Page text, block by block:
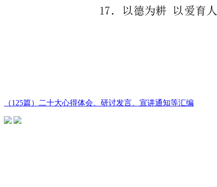
（125篇）二十大心得体会、研讨发言、宣讲通知等汇编